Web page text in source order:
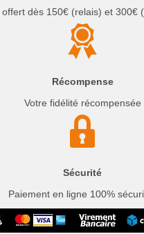
offert dès 150€ (relais) et 300€
Récompense
Votre fidélité récompensée
Sécurité
Paiement en ligne 100%